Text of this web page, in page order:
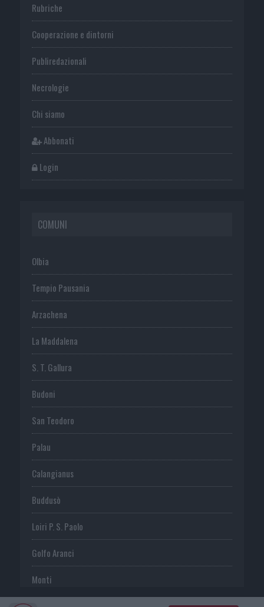
Rubriche
Cooperazione e dintorni
Publiredazionali
Necrologie
Chi siamo
Abbonati
Login
COMUNI
Olbia
Tempio Pausania
Arzachena
La Maddalena
S. T. Gallura
Budoni
San Teodoro
Palau
Calangianus
Buddusò
Loiri P. S. Paolo
Golfo Aranci
Monti